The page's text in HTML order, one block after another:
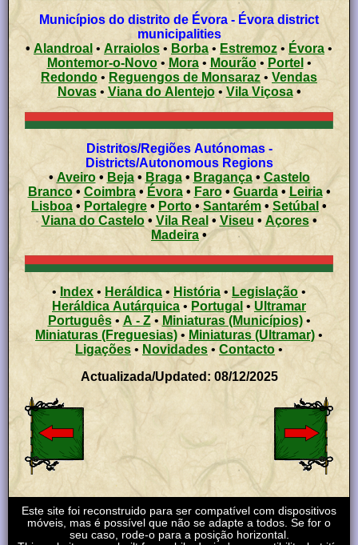
Municípios do distrito de Évora - Évora district
municipalities
• Alandroal • Arraiolos • Borba • Estremoz • Évora •
Montemor-o-Novo• Mora• Mourão• Portel •
Redondo • Reguengos de Monsaraz • Vendas
Novas• Viana do Alentejo• Vila Viçosa•
Distritos/Regiões Autónomas -
Districts/Autonomous Regions
•Aveiro• Beja• Braga• Bragança•Castelo
Branco• Coimbra• Évora• Faro• Guarda• Leiria•
Lisboa • Portalegre • Porto •Santarém • Setúbal •
Viana do Castelo• Vila Real • Viseu •Açores •
Madeira •
•Index • Heráldica • História • Legislação •
Heráldica Autárquica • Portugal • Ultramar
Português• A - Z• Miniaturas (Municípios)•
Miniaturas (Freguesias) • Miniaturas (Ultramar) •
Ligações • Novidades• Contacto •
Actualizada/Updated: 08/12/2025
Este site foi reconstruido para ser compatível com dispositivos
móveis, mas é possível que não se adapte a todos. Se for o
seu caso, rode-o para a posição horizontal.